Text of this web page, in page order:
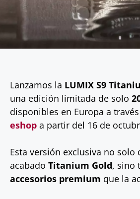
Lanzamos la LUMIX S9
una edición limitada de solo
disponibles en Europa a
eshop a partir del 16 de
Esta versión exclusiva no solo
acabado Titanium Gold, sino
accesorios premium que la